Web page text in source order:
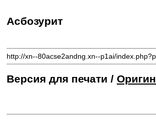
Асбозурит
http://xn--80acse2andng.xn--p1ai/
Версия для печати /